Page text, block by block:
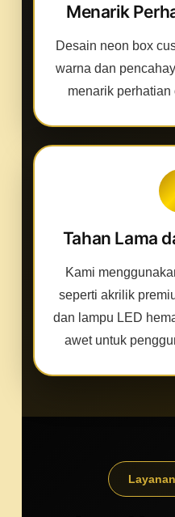
Menarik
Desain neon box
warna dan
menarik
Tahan Lama
Kami
seperti akrilik
dan lampu LED
awet untuk